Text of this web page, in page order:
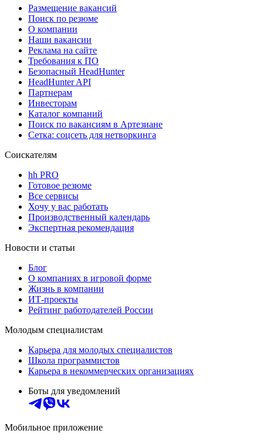
Размещение вакансий
Поиск по резюме
О компании
Наши вакансии
Реклама на сайте
Требования к ПО
Безопасный HeadHunter
HeadHunter API
Партнерам
Инвесторам
Каталог компаний
Поиск по вакансиям в Артезиане
Сетка: соцсеть для нетворкинга
Соискателям
hh PRO
Готовое резюме
Все сервисы
Хочу у вас работать
Производственный календарь
Экспертная рекомендация
Новости и статьи
Блог
О компаниях в игровой форме
Жизнь в компании
ИТ-проекты
Рейтинг работодателей России
Молодым специалистам
Карьера для молодых специалистов
Школа программистов
Карьера в некоммерческих организациях
Боты для уведомлений
Мобильное приложение